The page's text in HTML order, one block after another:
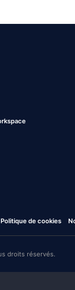
Politique de cookies
droits réservés.